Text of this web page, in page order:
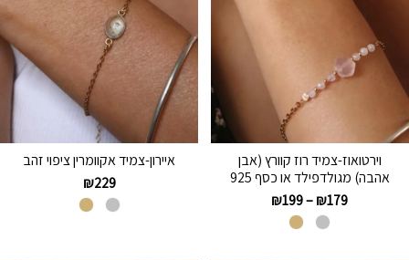
וירטואוז-צמיד רוז קוורץ (אבן
אהבה) מגולדפילד או כסף 925
₪179
–
₪199
איירון-צמיד אקוומרין ציפוי זהב
₪229